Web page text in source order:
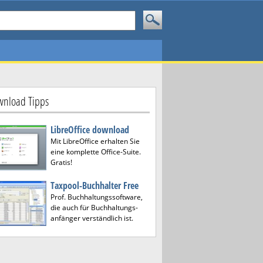
Tipps
LibreOffice download
Mit LibreOffice erhalten Sie
eine komplette Office-Suite.
Gratis!
Taxpool-Buchhalter Free
Prof. Buchhaltungssoftware,
die auch für Buchhaltungs-
anfänger verständlich ist.